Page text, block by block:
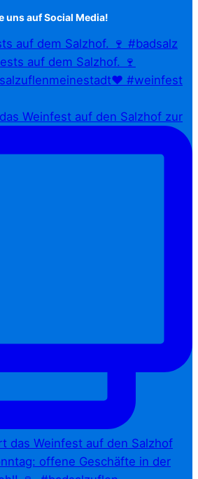
uns auf Social Media!
auf dem Salzhof. 🍷 #badsalz
Weinfest auf den Salzhof zur